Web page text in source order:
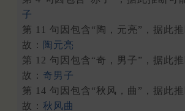
子
第 11 句因包含“陶，元亮”，据此
故： 陶元亮
第 12 句因包含“奇，男子”，据此
故： 奇男子
第 14 句因包含“秋风，曲”，据此
故： 秋风曲